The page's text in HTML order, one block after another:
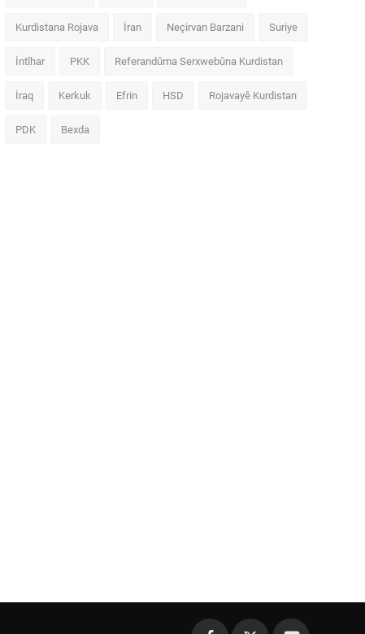
Kurdistana Rojava İran Neçirvan Barzani Suriye
İntîhar PKK Referandûma Serxwebûna Kurdistan
İraq Kerkuk Efrin HSD Rojavayê Kurdistan
PDK Bexda